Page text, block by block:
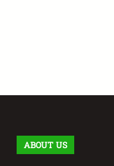
ABOUT US